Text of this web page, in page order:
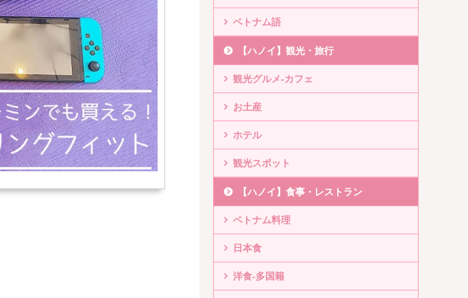
ベトナム語
【ハノイ】観光・旅行
観光グルメ-カフェ
お土産
ホテル
観光スポット
【ハノイ】食事・レストラン
ベトナム料理
日本食
洋食-多国籍